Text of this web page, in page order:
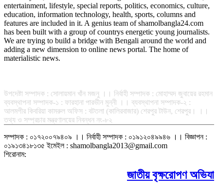
entertainment, lifestyle, special reports, politics, economics, culture,
education, information technology, health, sports, columns and
features are included in it. A genius team of shamolbangla24.com
has been built with a group of countrys energetic young journalists.
We are trying to build a bridge with Bengali around the world and
adding a new dimension to online news portal. The home of
materialistic news.
উপদেষ্টা সম্পাদক : সোলায়মান খাঁন মজনু ।। নির্বাহী সম্পাদক : মোহাম্মদ জুবায়ের রহমান
ব্যবস্থাপনা সম্পাদক-১ : ফারহানা পারভীন মুন্নী ।। ব্যবস্থাপনা সম্পাদক-২ :
আলমগীর কিবরিয়া কামরুল অফিস : বটতলা (কালিরবাজার) শেরপুর টাউন, শেরপুর। ।।
তথ্য ও সম্প্রচার মন্ত্রণালয়ের নিবন্ধন নং-৮২
সম্পাদক : ০১৭২০০৭৯৪০৯ ।। নির্বাহী সম্পাদক : ০১৯১২০৪৯৯৪৬ ।। বিজ্ঞাপন :
০১৯১৩৪১৮১৩৫ ইমেইল : shamolbangla2013@gmail.com
শিরোনাম:
জাতীয় বৃক্ষরোপণ